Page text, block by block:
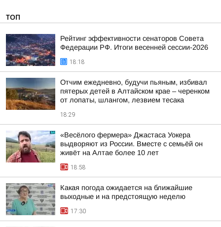
ТОП
Рейтинг эффективности сенаторов Совета
Федерации РФ. Итоги весенней сессии-2026
18:18
Отчим ежедневно, будучи пьяным, избивал
пятерых детей в Алтайском крае – черенком
от лопаты, шлангом, лезвием тесака
18:29
«Весёлого фермера» Джастаса Уокера
выдворяют из России. Вместе с семьёй он
живёт на Алтае более 10 лет
18:58
Какая погода ожидается на ближайшие
выходные и на предстоящую неделю
17:30